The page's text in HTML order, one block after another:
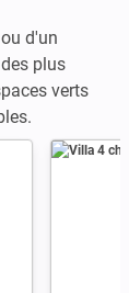
d'un
plus
verts